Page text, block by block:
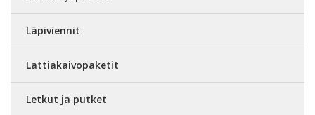
Läpiviennit
Lattiakaivopaketit
Letkut ja putket